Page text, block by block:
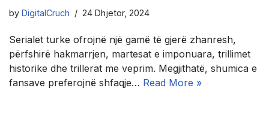
by DigitalCruch 24 Dhjetor, 2024
Serialet turke ofrojnë një gamë të gjerë zhanresh,
përfshirë hakmarrjen, martesat e imponuara, trillimet
historike dhe trillerat me veprim. Megjithatë, shumica e
fansave preferojnë shfaqje… Read More »